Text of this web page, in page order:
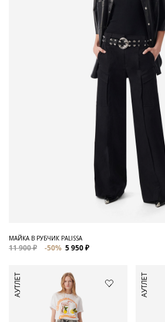
МАЙКА В РУБЧИК PALISSA
11 900 ₽ -50% 5 950 ₽
АУТЛЕТ АУТЛЕТ